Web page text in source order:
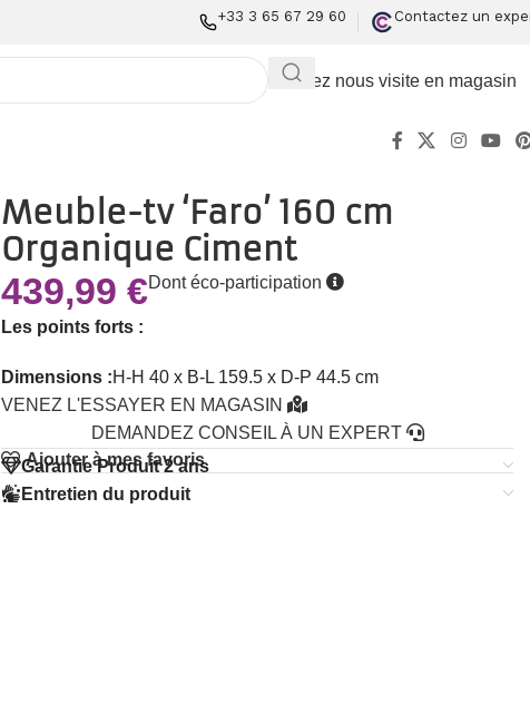
+33 3 65 67 29 60 Contactez un
Rendez nous visite en magasin
Meuble-tv ‘Faro’ 160 cm
Organique Ciment
439,99€Dont éco-participation
Les points forts :
Dimensions :H-H 40 x B-L 159.5 x D-P 44.5 cm
VENEZ L'ESSAYER EN MAGASIN
DEMANDEZ CONSEIL À UN EXPERT
Ajouter à mes favoris
Garantie Produit 2 ans
Entretien du produit